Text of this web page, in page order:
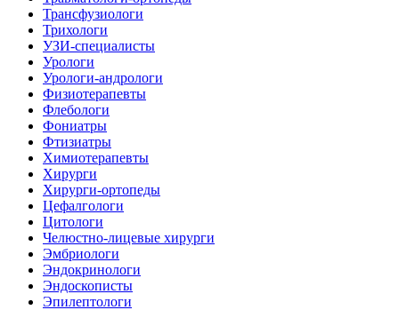
Трансфузиологи
Трихологи
УЗИ-специалисты
Урологи
Урологи-андрологи
Физиотерапевты
Флебологи
Фониатры
Фтизиатры
Химиотерапевты
Хирурги
Хирурги-ортопеды
Цефалгологи
Цитологи
Челюстно-лицевые хирурги
Эмбриологи
Эндокринологи
Эндоскописты
Эпилептологи